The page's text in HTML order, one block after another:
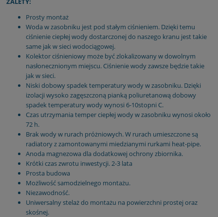
Prosty montaż
Woda w zasobniku jest pod stałym ciśnieniem. Dzięki temu
ciśnienie ciepłej wody dostarczonej do naszego kranu jest takie
same jak w sieci wodociągowej.
Kolektor ciśnieniowy może być zlokalizowany w dowolnym
nasłonecznionym miejscu. Ciśnienie wody zawsze będzie takie
jak w sieci.
Niski dobowy spadek temperatury wody w zasobniku. Dzięki
izolacji wysoko zagęszczoną pianką poliuretanową dobowy
spadek temperatury wody wynosi 6-10stopni C.
Czas utrzymania temper ciepłej wody w zasobniku wynosi około
72 h.
Brak wody w rurach próżniowych. W rurach umieszczone są
radiatory z zamontowanymi miedzianymi rurkami heat-pipe.
Anoda magnezowa dla dodatkowej ochrony zbiornika.
Krótki czas zwrotu inwestycji. 2-3 lata
Prosta budowa
Możliwość samodzielnego montażu.
Niezawodność.
Uniwersalny stelaż do montażu na powierzchni prostej oraz
skośnej.